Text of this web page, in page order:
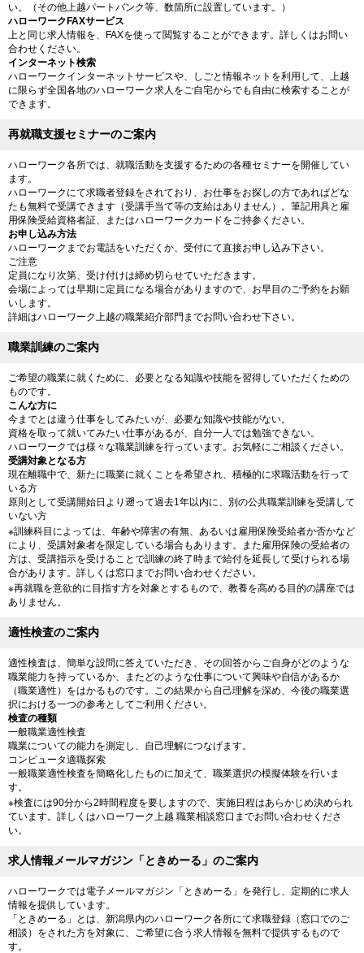
い。（その他上越パートバンク等、数箇所に設置しています。）
ハローワークFAXサービス
上と同じ求人情報を、FAXを使って閲覧することができます。詳しくはお問い
合わせください。
インターネット検索
ハローワークインターネットサービスや、しごと情報ネットを利用して、上越
に限らず全国各地のハローワーク求人をご自宅からでも自由に検索することが
できます。
再就職支援セミナーのご案内
ハローワーク各所では、就職活動を支援するための各種セミナーを開催してい
ます。
ハローワークにて求職者登録をされており、お仕事をお探しの方であればどな
たも無料で受講できます（受講手当て等の支給はありません）。筆記用具と雇
用保険受給資格者証、またはハローワークカードをご持参ください。
お申し込み方法
ハローワークまでお電話をいただくか、受付にて直接お申し込み下さい。
ご注意
定員になり次第、受け付けは締め切らせていただきます。
会場によっては早期に定員になる場合がありますので、お早目のご予約をお願
いします。
詳細はハローワーク上越の職業紹介部門までお問い合わせ下さい。
職業訓練のご案内
ご希望の職業に就くために、必要となる知識や技能を習得していただくための
ものです。
こんな方に
今までとは違う仕事をしてみたいが、必要な知識や技能がない。
資格を取って就いてみたい仕事があるが、自分一人では勉強できない。
ハローワークでは様々な職業訓練を行っています。お気軽にご相談ください。
受講対象となる方
現在離職中で、新たに職業に就くことを希望され、積極的に求職活動を行って
いる方
原則として受講開始日より遡って過去1年以内に、別の公共職業訓練を受講して
いない方
※訓練科目によっては、年齢や障害の有無、あるいは雇用保険受給者か否かなど
により、受講対象者を限定している場合もあります。また雇用保険の受給者の
方は、受講指示を受けることで訓練の終了時まで給付を延長して受けられる場
合があります。詳しくは窓口までお問い合わせください。
※再就職を意欲的に目指す方を対象とするもので、教養を高める目的の講座では
ありません。
適性検査のご案内
適性検査は、簡単な設問に答えていただき、その回答からご自身がどのような
職業能力を持っているか、またどのような仕事について興味や自信があるか
（職業適性）をはかるものです。この結果から自己理解を深め、今後の職業選
択における一つの参考としてご利用ください。
検査の種類
一般職業適性検査
職業についての能力を測定し、自己理解につなげます。
コンピュータ適職探索
一般職業適性検査を簡略化したものに加えて、職業選択の模擬体験を行いま
す。
※検査には90分から2時間程度を要しますので、実施日程はあらかじめ決められ
ています。詳しくはハローワーク上越 職業相談窓口までお問い合わせくださ
い。
求人情報メールマガジン「ときめーる」のご案内
ハローワークでは電子メールマガジン「ときめーる」を発行し、定期的に求人
情報を提供しています。
「ときめーる」とは、新潟県内のハローワーク各所にて求職登録（窓口でのご
相談）をされた方を対象に、ご希望に合う求人情報を無料で提供するもので
す。